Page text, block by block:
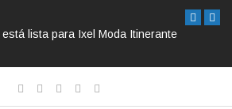
lista para Ixel Moda Itinerante